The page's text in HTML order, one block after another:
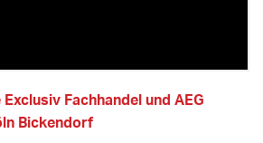
Fachhandel und AEG
Bickendorf